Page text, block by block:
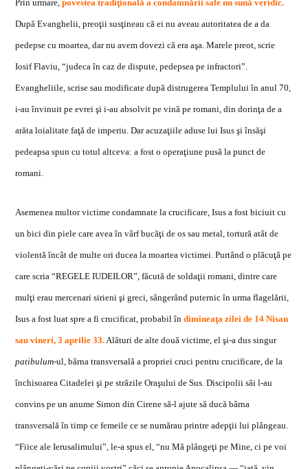
Prin urmare,povestea tradiţională a condamnării sale nu sună veridic.
După Evanghelii, preoţii susţineau că ei nu aveau autoritatea de a da
pedepse cu moartea, dar nu avem dovezi că era aşa. Marele preot, scrie
Iosif Flaviu, “judeca în caz de dispute, pedepsea pe infractori”.
Evangheliile, scrise sau modificate după distrugerea Templului în anul 70,
i-au învinuit pe evreişi i-au absolvit pe vină pe romani, din dorinţa de a
arăta loialitate faţă de imperiu. Dar acuzaţiile aduse lui Isusşi însăşi
pedeapsa spun cu totul altceva: a fost o operaţiune pusă la punct de
romani.
Asemenea multor victime condamnate la crucificare, Isus a fost biciuit cu
un bici din piele care avea în vârf bucăţi de os sau metal, tortură atât de
violentăîncât de multe ori ducea la moartea victimei. Purtând o plăcuţă pe
care scria “REGELE IUDEILOR”, făcută de soldaţii romani, dintre care
mulţi erau mercenari sirienişi greci, sângerând puternic în urma flagelării,
Isus a fost luat spre a fi crucificat, probabil îndimineaţa zilei de 14 Nisan
sau vineri, 3 aprilie 33.Alături de alte două victime, elşi-a dus singur
patibulum-ul, bârna transversală a propriei cruci pentru crucificare, de la
închisoarea Citadeleişi pe străzile Oraşului de Sus. Discipolii săi l-au
convins pe un anume Simon din Cirene să-l ajute să ducă bârna
transversalăîn timp ce femeile ce se numărau printre adepţii lui plângeau.
“Fiice ale Ierusalimului”, le-a spus el, “nu Mă plângeţi pe Mine, ci pevoi